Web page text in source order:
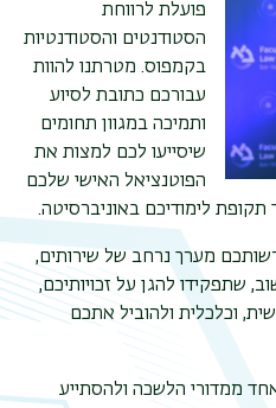
פועלת לרווחת
הסטודנטים והסטודנטיות
בקמפוס. מטרתנו להוות
עבורכם כתובת לסיוע
ותמיכה במגוון תחומים
שיסייעו לכם למצות את
הפוטנציאל האישי שלכם
תקופת לימודיכם באוניברסיטה.
מערך נרחב של שירותים,
שתפקידו להגן על זכויותיכם,
וכלכלית ולהוביל אתכם
ממדורי הלשכה ולהסתייע